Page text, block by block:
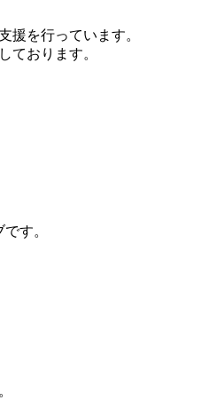
援を行っています。
ております。
す。